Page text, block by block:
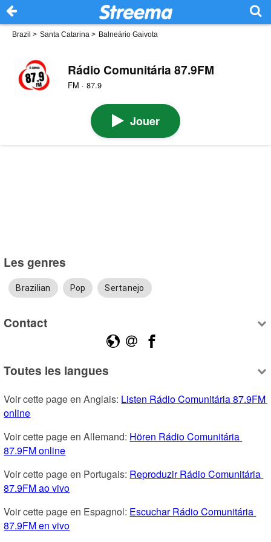
Brazil > Santa Catarina > Balneário Gaivota
Rádio Comunitária 87.9FM
FM · 87.9
Jouer
Les genres
Brazilian Pop Sertanejo
Contact
Toutes les langues
Voir cette page en Anglais: Listen Rádio Comunitária 87.9FM
online
Voir cette page en Allemand: Hören Rádio Comunitária
87.9FM online
Voir cette page en Portugais: Reproduzir Rádio Comunitária
87.9FM ao vivo
Voir cette page en Espagnol: Escuchar Rádio Comunitária
87.9FM en vivo